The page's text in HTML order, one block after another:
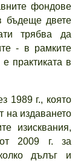
фондове
бъдеще двете
трябва да
- в рамките
практиката в
1989 г., която
на издаването
изисквания,
2009 г. за
дълъг и